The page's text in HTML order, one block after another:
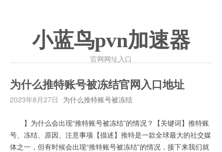
小蓝鸟pvn加速器
官网网址入口
为什么推特账号被冻结官网入口地址
2023年8月27日 为什么推特账号被冻结
】为什么会出现“推特账号被冻结”的情况？【关键词】推特账
号、冻结、原因、注意事项【描述】推特是一款全球最大的社交媒
体之一，但有时候会出现“推特账号被冻结”的情况，接下来我们就